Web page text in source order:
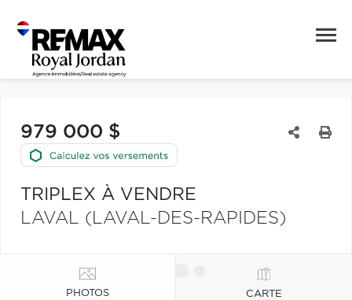
979 000 $
TRIPLEX À VENDRE
LAVAL (LAVAL-DES-RAPIDES)
PHOTOS CARTE